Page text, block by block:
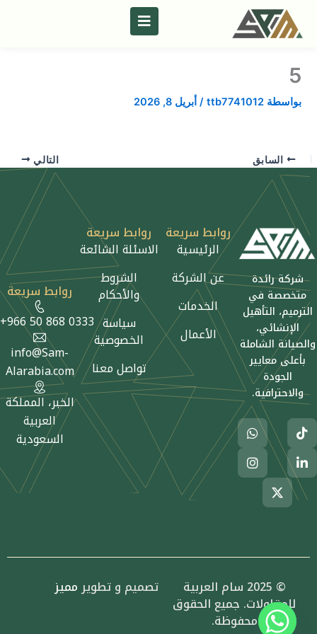
المحتوى
5
بواسطة ttb7741012
/ أبريل 8, 2026
السابق التالي
شركة رائدة
متخصصة في
الترميم، التأهيل
الإنشائي،
والصيانة الشاملة
بأعلى معايير
الجودة
والاحترافية.
T
i
t
o
k
W
h
t
s
L
i
k
e
d
n
t
a
X
-
t
w
i
t
t
روابط سريعة
الرئيسية
عن الشركة
الخدمات
الأعمال
روابط سريعة
الاسئلة الشائعة
الشروط
والأحكام
سياسة
الخصوصية
تواصل معنا
روابط سريعة
+966 50 868 0333
info@Sam-
Alarabia.com
الخبر، المملكة
العربية
السعودية
© 2025 سام العربية
للمقاولات. جميع الحقوق
محفوظة.
تصميم و تطويرمميز